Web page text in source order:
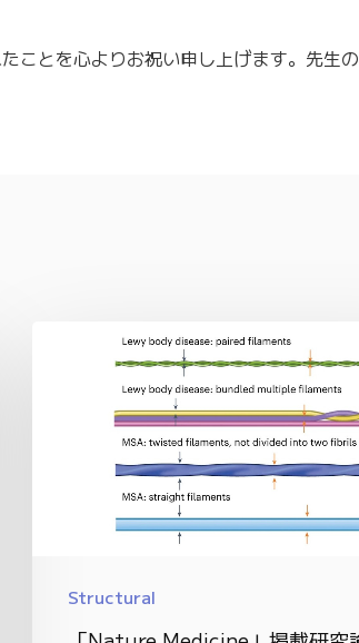
ことを心よりお祝い申し上げます。先生
Structural